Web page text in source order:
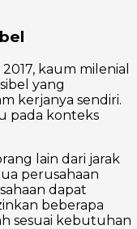
kaum milenial
yang
kerjanya sendiri.
pada konteks
lain dari jarak
perusahaan
dapat
beberapa
sesuai kebutuhan